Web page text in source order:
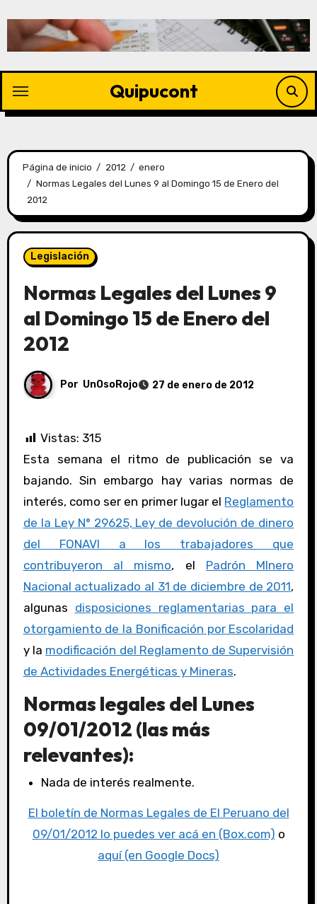
Quipucont
Página de inicio 2012
enero
Normas Legales del Lunes 9 al Domingo 15 de Enero del
2012
Legislación
Normas Legales del Lunes 9
al Domingo 15 de Enero del
2012
Por UnOsoRojo 27 de enero de 2012
Vistas: 315
Esta semana el ritmo de publicación se va
bajando. Sin embargo hay varias normas de
interés, como ser en primer lugar el Reglamento
de la Ley N° 29625, Ley de devolución de dinero
del FONAVI a los trabajadores que
contribuyeron al mismo, el Padrón MInero
Nacional actualizado al 31 de diciembre de 2011,
algunas disposiciones reglamentarias para el
otorgamiento de la Bonificación por Escolaridad
y la modificación del Reglamento de Supervisión
de Actividades Energéticas y Mineras.
Normas legales del Lunes
09/01/2012 (las más
relevantes):
Nada de interés realmente.
El boletín de Normas Legales de El Peruano del
09/01/2012 lo puedes ver acá en (Box.com) o
aquí (en Google Docs)